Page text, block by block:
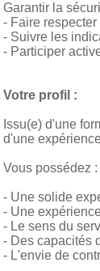
Garantir la
- Faire
- Suivre les
- Participer
Votre profil :
Issu(e) d'une
d'une
Vous possédez :
- Une solide
- Une
- Le sens du
- Des capacités
- L'envie de